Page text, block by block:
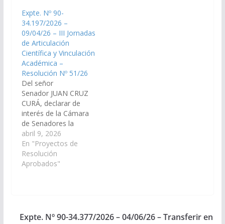
al Ministerio de
Educación, Cultura,
Ciencia y Tecnología,
que informe, en un
plazo de 5 (cinco) días,
respecto de la
Escuela…
Expte. Nº 90-
34.197/2026 –
09/04/26 – III Jornadas
de Articulación
Científica y Vinculación
Académica –
Resolución Nº 51/26
Del señor
Senador JUAN CRUZ
CURÁ, declarar de
interés de la Cámara
de Senadores la
realización de las “III
Jornadas de
Articulación Científica y
Vinculación
Regional Orán de la
abril 9, 2026
En "Proyectos de
Resolución
Aprobados"
Expte. Nº 90-34.377/2026 – 04/06/26 – Transferir en